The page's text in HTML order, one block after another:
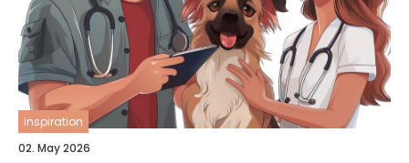
inspiration
02. May 2026